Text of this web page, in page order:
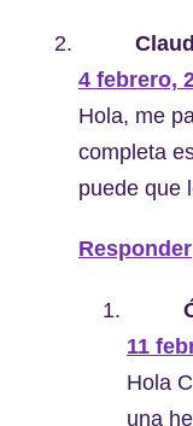
4 febrero,
Hola, me
completa
puede que
Responder
11
Hola
una